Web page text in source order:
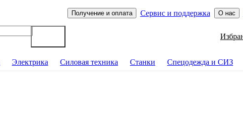
Получение и оплата Сервис и поддержка О нас
Электрика Силовая техника Станки Спецодежда и СИЗ